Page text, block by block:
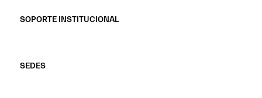
SOPORTE INSTITUCIONAL
SEDES